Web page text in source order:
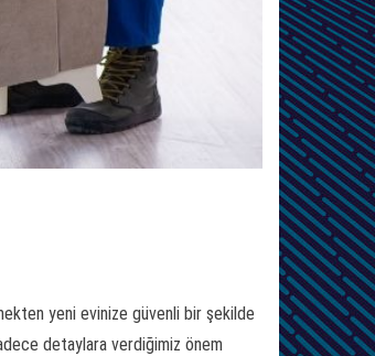
yeni evinize güvenli bir şekilde
detaylara verdiğimiz önem